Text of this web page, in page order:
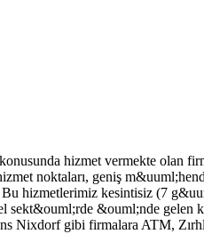
hizmet vermekte olan
noktaları, geniş
hizmetlerimiz kesintisiz (7
&ouml;nde gelen
Nixdorf gibi firmalara ATM,